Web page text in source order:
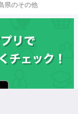
県のその他